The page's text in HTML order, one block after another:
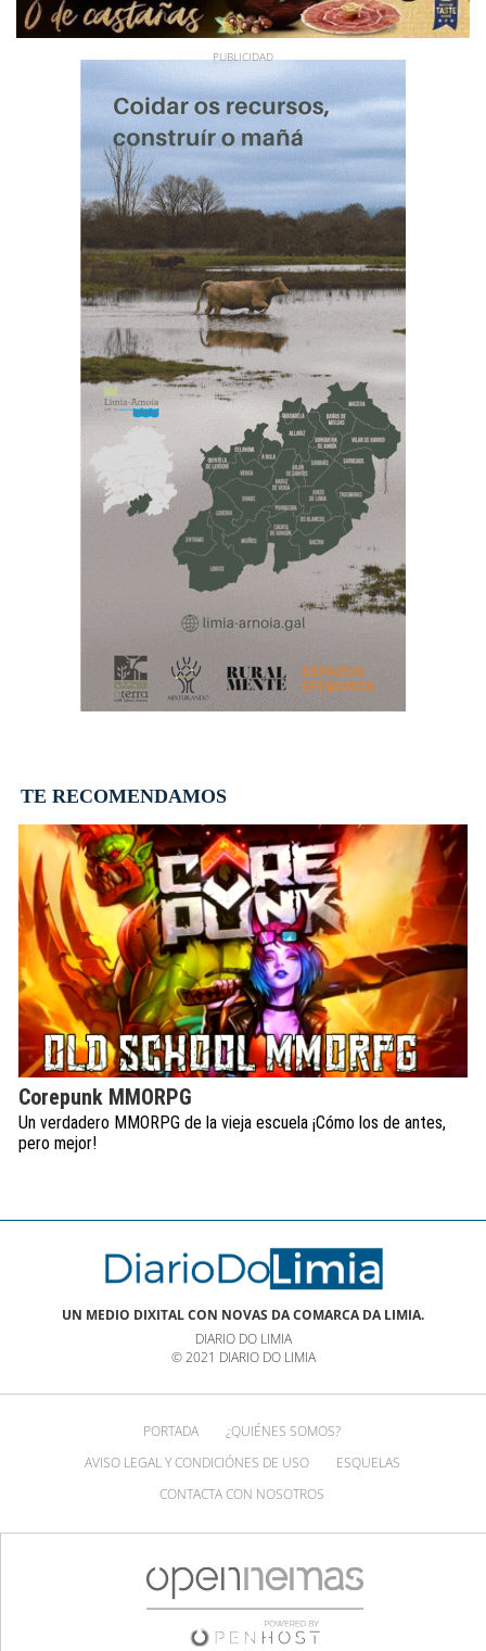
TE RECOMENDAMOS
Corepunk MMORPG
Un verdadero MMORPG de la vieja escuela ¡Cómo los de antes,
pero mejor!
UN MEDIO DIXITAL CON NOVAS DA COMARCA DA LIMIA.
DIARIO DO LIMIA
© 2021 DIARIO DO LIMIA
PORTADA
¿QUIÉNES SOMOS?
AVISO LEGAL Y CONDICIÓNES DE USO
ESQUELAS
CONTACTA CON NOSOTROS